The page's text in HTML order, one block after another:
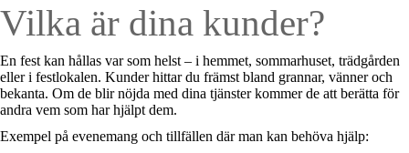
Vilka är dina kunder?
En fest kan hållas var som helst – i hemmet, sommarhuset, trädgården
eller i festlokalen. Kunder hittar du främst bland grannar, vänner och
bekanta. Om de blir nöjda med dina tjänster kommer de att berätta för
andra vem som har hjälpt dem.
Exempel på evenemang och tillfällen där man kan behöva hjälp: